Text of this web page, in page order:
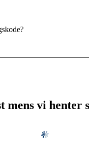
mens vi henter